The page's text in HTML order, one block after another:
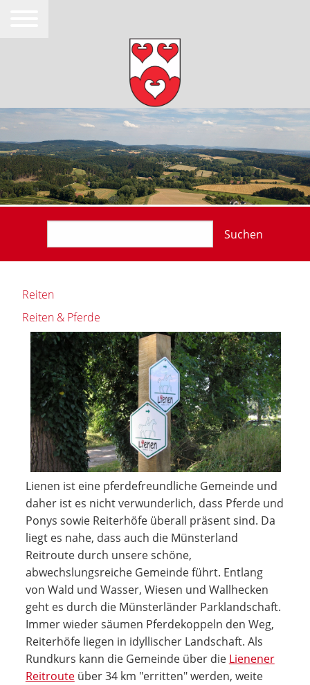
Suchen
Reiten
Reiten & Pferde
Lienen ist eine pferdefreundliche Gemeinde und
daher ist es nicht verwunderlich, dass Pferde und
Ponys sowie Reiterhöfe überall präsent sind. Da
liegt es nahe, dass auch die Münsterland
Reitroute durch unsere schöne,
abwechslungsreiche Gemeinde führt. Entlang
von Wald und Wasser, Wiesen und Wallhecken
geht es durch die Münsterländer Parklandschaft.
Immer wieder säumen Pferdekoppeln den Weg,
Reiterhöfe liegen in idyllischer Landschaft. Als
Rundkurs kann die Gemeinde über die Lienener
Reitrouteüber 34 km "erritten" werden, weite